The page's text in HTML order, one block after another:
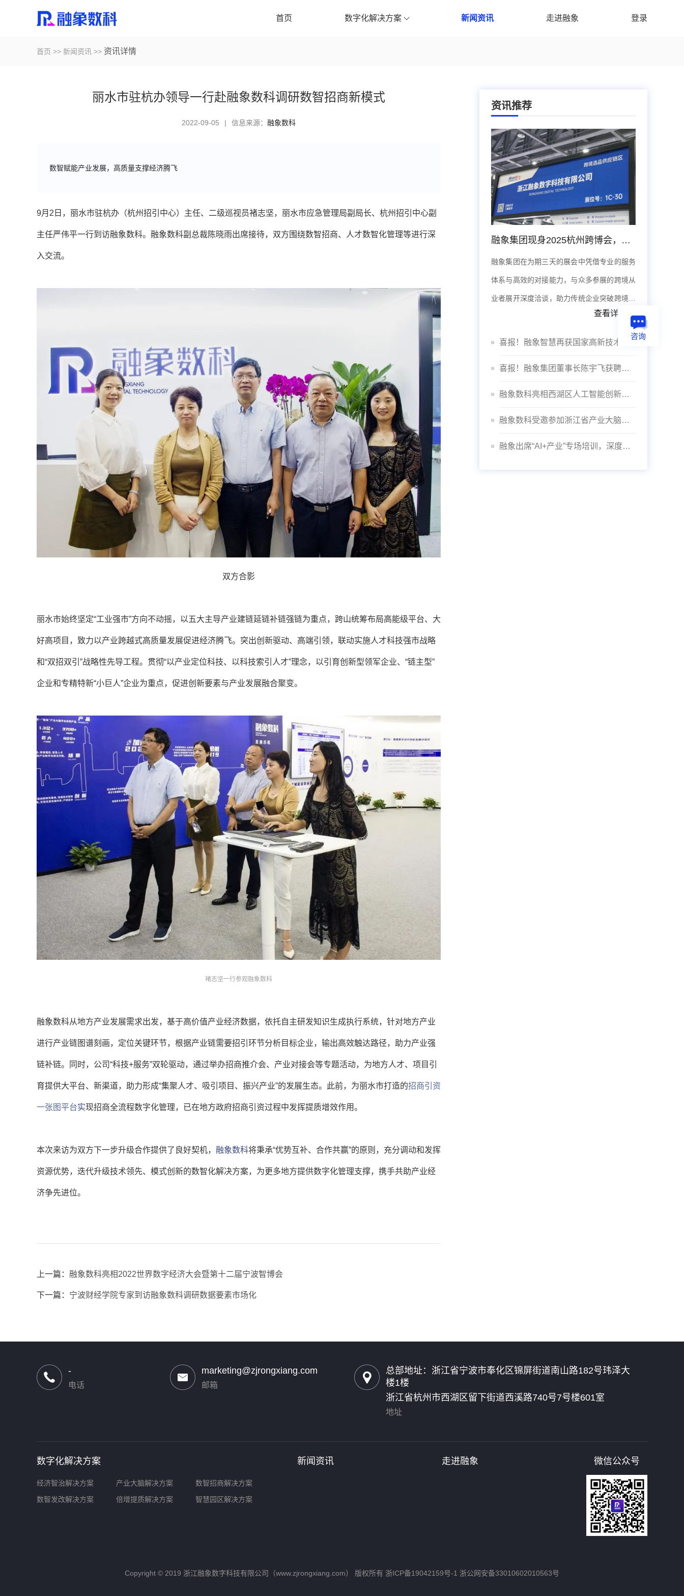
首页 数字化解决方案 新闻资讯 走进融象 登录
首页 >> 新闻资讯 >> 资讯详情
丽水市驻杭办领导一行赴融象数科调研数智招商新模式
2022-09-05 | 信息来源： 融象数科
数智赋能产业发展，高质量支撑经济腾飞
9月2日，丽水市驻杭办（杭州招引中心）主任、二级巡视员褚志坚，丽水市应急管理局副局长、杭州招引中心副
主任严伟平一行到访融象数科。融象数科副总裁陈晓雨出席接待，双方围绕数智招商、人才数智化管理等进行深
入交流。
双方合影
丽水市始终坚定“工业强市”方向不动摇，以五大主导产业建链延链补链强链为重点，跨山统筹布局高能级平台、大
好高项目，致力以产业跨越式高质量发展促进经济腾飞。 突出创新驱动、高端引领，联动实施人才科技强市战略
和“双招双引”战略性先导工程。 贯彻“以产业定位科技、以科技索引人才”理念，以引育创新型领军企业、“链主型”
企业和专精特新“小巨人”企业为重点，促进创新要素与产业发展融合聚变。
褚志坚一行参观融象数科
融象数科从地方产业发展需求出发，基于高价值产业经济数据，依托自主研发知识生成执行系统，针对地方产业
进行产业链图谱刻画，定位关键环节，根据产业链需要招引环节分析目标企业，输出高效触达路径，助力产业强
链补链。同时，公司“科技+服务”双轮驱动，通过举办招商推介会、产业对接会等专题活动， 为地方人才、项目引
育提供大平台、新渠道， 助力形成“集聚人才、吸引项目、振兴产业”的发展生态。 此前，为丽水市打造的招商引资
一张图平台实现招商全流程数字化管理，已在地方政府招商引资过程中发挥提质增效作用。
本次来访为双方下一步升级合作提供了良好契机， 融象数科将秉承“优势互补、合作共赢”的原则，充分调动和发挥
资源优势，迭代升级技术领先、模式创新的数智化解决方案，为更多地方提供数字化管理支撑，携手共助产业经
济争先进位。
上一篇： 融象数科亮相2022世界数字经济大会暨第十二届宁波智博会
下一篇： 宁波财经学院专家到访融象数科调研数据要素市场化
资讯推荐
融象集团现身2025杭州跨博会，数据智能体系赋能出海
融象集团在为期三天的展会中凭借专业的服务
体系与高效的对接能力，与众多参展的跨境从
业者展开深度洽谈，助力传统企业突破跨境壁
查看详情>>
喜报！融象集团董事长陈宇飞获聘杭州数据交易所“咨询委员会专家”
融象数科亮相西湖区人工智能创新发展大会
融象数科受邀参加浙江省产业大脑建设推进会议
融象出席“AI+产业”专场培训，深度赋能“智”造未来
-
电话
marketing@zjrongxiang.com
邮箱
总部地址：浙江省宁波市奉化区锦屏街道南山路182号玮泽大
楼1楼
浙江省杭州市西湖区留下街道西溪路740号7号楼601室
地址
数字化解决方案
经济智治解决方案 产业大脑解决方案
数智招商解决方案
数智发改解决方案
倍增提质解决方案 智慧园区解决方案
新闻资讯 走进融象 微信公众号
Copyright © 2019 浙江融象数字科技有限公司（www.zjrongxiang.com） 版权所有 浙ICP备19042159号-1 浙公网安备33010602010563号
咨询